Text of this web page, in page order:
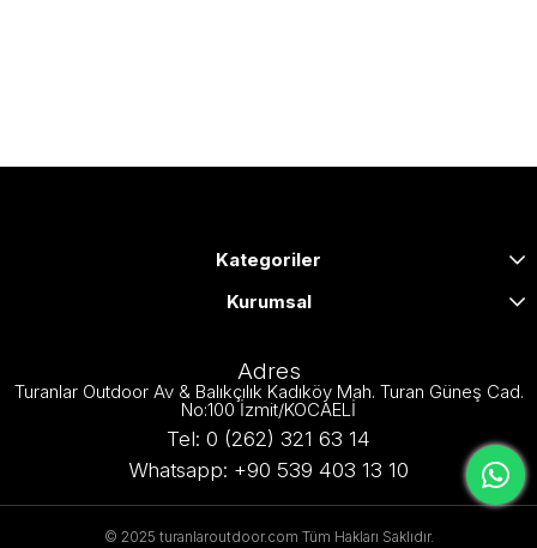
Kategoriler
Kurumsal
Adres
Turanlar Outdoor Av & Balıkçılık Kadıköy Mah. Turan Güneş Cad.
No:100 İzmit/KOCAELİ
Tel: 0 (262) 321 63 14
Whatsapp: +90 539 403 13 10
© 2025 turanlaroutdoor.com Tüm Hakları Saklıdır.